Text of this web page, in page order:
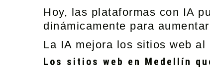
Hoy, las plataformas con IA
dinámicamente para
La IA mejora los sitios web
Los sitios web en Medellín